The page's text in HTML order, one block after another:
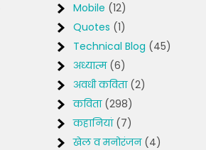
Mobile (12)
Quotes (1)
Technical Blog (45)
अध्यात्म(6)
अवधी कविता(2)
कविता(298)
कहानियां(7)
खेल व मनोरंजन(4)